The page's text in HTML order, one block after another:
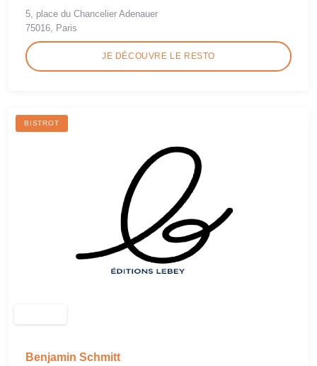
5, place du Chancelier Adenauer
75016, Paris
JE DÉCOUVRE LE RESTO
BISTROT
Benjamin Schmitt